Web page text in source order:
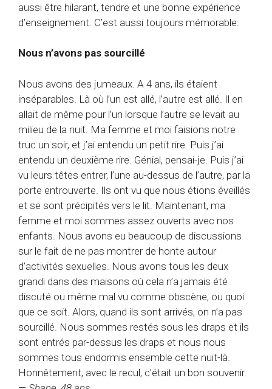
aussi être hilarant, tendre et une bonne expérience
d’enseignement. C’est aussi toujours mémorable.
Nous n’avons pas sourcillé
Nous avons des jumeaux. A 4 ans, ils étaient
inséparables. Là où l’un est allé, l’autre est allé. Il en
allait de même pour l’un lorsque l’autre se levait au
milieu de la nuit. Ma femme et moi faisions notre
truc un soir, et j’ai entendu un petit rire. Puis j’ai
entendu un deuxième rire. Génial, pensai-je. Puis j’ai
vu leurs têtes entrer, l’une au-dessus de l’autre, par la
porte entrouverte. Ils ont vu que nous étions éveillés
et se sont précipités vers le lit. Maintenant, ma
femme et moi sommes assez ouverts avec nos
enfants. Nous avons eu beaucoup de discussions
sur le fait de ne pas montrer de honte autour
d’activités sexuelles. Nous avons tous les deux
grandi dans des maisons où cela n’a jamais été
discuté ou même mal vu comme obscène, ou quoi
que ce soit. Alors, quand ils sont arrivés, on n’a pas
sourcillé. Nous sommes restés sous les draps et ils
sont entrés par-dessus les draps et nous nous
sommes tous endormis ensemble cette nuit-là.
Honnêtement, avec le recul, c’était un bon souvenir.